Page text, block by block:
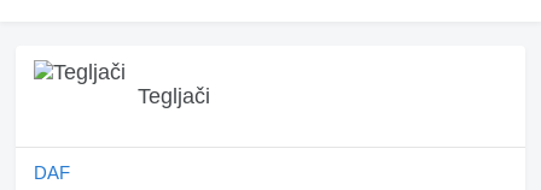
Tegljači
DAF